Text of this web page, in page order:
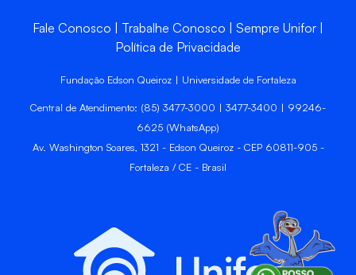
Fale Conosco Trabalhe Conosco
Sempre Unifor
Política de Privacidade
Fundação Edson Queiroz | Universidade de Fortaleza
Central de Atendimento: (85) 3477-3000 | 3477-3400 | 99246-
6625 (WhatsApp)
Av. Washington Soares, 1321 - Edson Queiroz - CEP 60811-905 -
Fortaleza / CE - Brasil